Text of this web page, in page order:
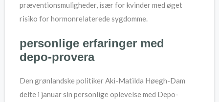
præventionsmuligheder, især for kvinder med øget
risiko for hormonrelaterede sygdomme.
personlige erfaringer med
depo-provera
Den grønlandske politiker Aki-Matilda Høegh-Dam
delte i januar sin personlige oplevelse med Depo-